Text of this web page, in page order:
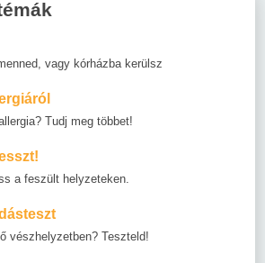
vagy kórházba kerülsz
Tudj meg többet!
a feszült helyzeteken.
vészhelyzetben? Teszteld!